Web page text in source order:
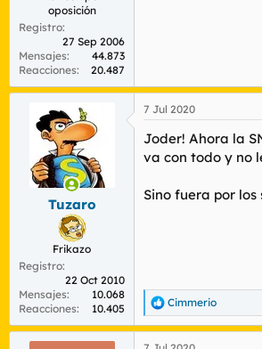
No está claro que
¿No sería algo
Alien
Alien Storm
Golden Axe
oposición
Registro
27 Sep 2006
Mensajes
44.873
Reacciones
20.487
Tuzaro
Frikazo
Registro
22 Oct 2010
Mensajes
10.068
Reacciones
10.405
7 Jul 2020
Joder! Ahora la
va con todo y no
Sino fuera por
R
e
a
Cimmerio